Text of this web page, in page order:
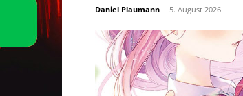
Daniel Plaumann - 5. August 2026